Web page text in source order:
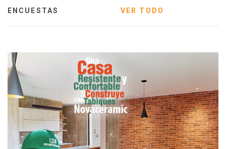
ENCUESTAS VER TODO